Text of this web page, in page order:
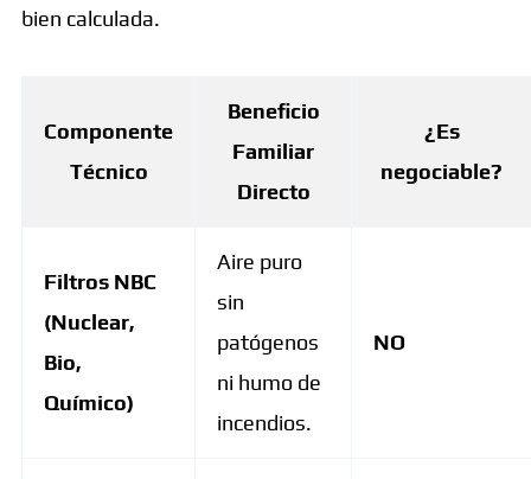
bien calculada.
Componente
Técnico
Beneficio
Familiar
Directo
¿Es
negociable?
Filtros NBC
(Nuclear,
Bio,
Químico)
Aire puro
sin
patógenos
ni humo de
incendios.
NO